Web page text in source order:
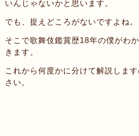
いんじゃないかと思います。
でも、捉えどころがないですよね。
そこで歌舞伎鑑賞歴18年の僕がわ
きます。
これから何度かに分けて解説しま
さい。